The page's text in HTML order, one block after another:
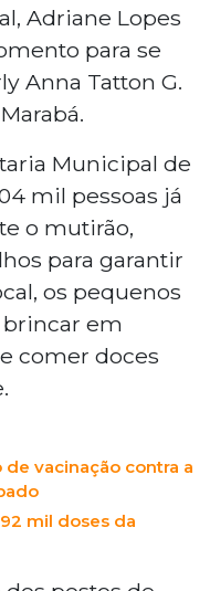
Adriane Lopes
para se
Anna Tatton G.
Municipal de
mil pessoas já
o mutirão,
para garantir
os pequenos
em
comer doces
vacinação contra a
mil doses da